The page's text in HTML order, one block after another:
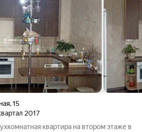
,15
2017
квартира на втором этаже в